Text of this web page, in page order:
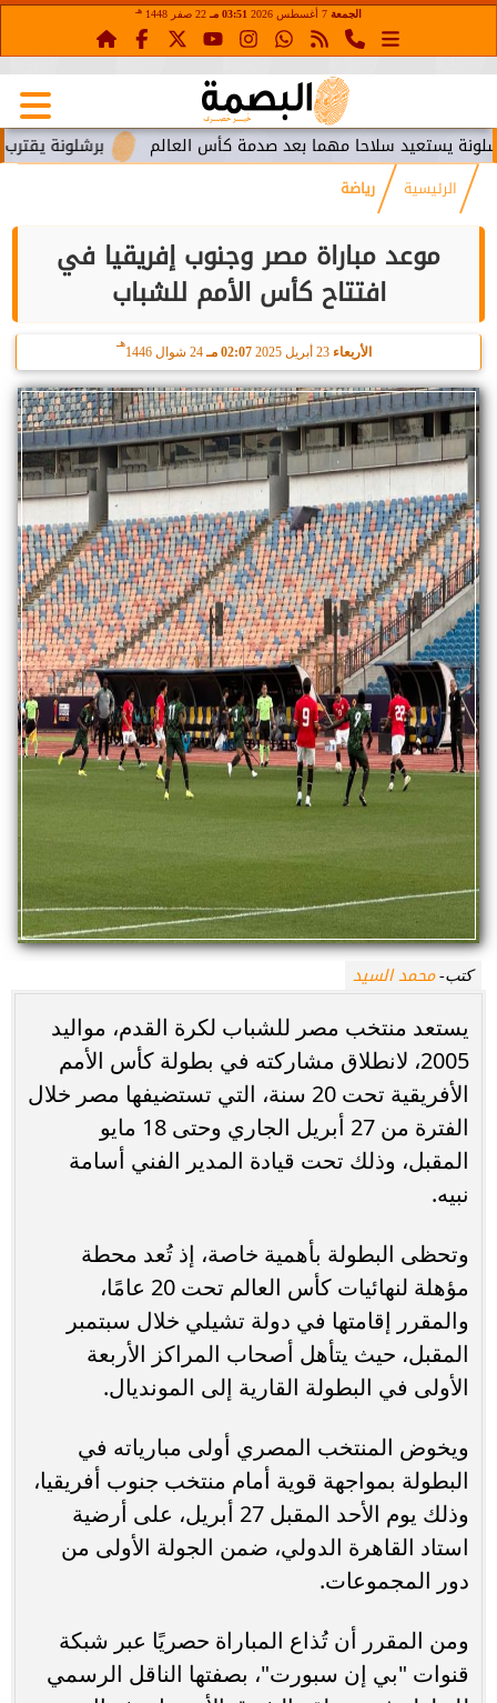
الجمعة 03:51 مـ 22 صفر 1448 هـ
برشلونة يقترب من سلاحا مهما بعد صدمة كأس العالم
الرئيسية رياضة
موعد مباراة مصر وجنوب إفريقيا في
افتتاح كأس الأمم للشباب
الأربعاء 02:07 مـ 24 شوال 1446
هـ
كتب-محمد السيد
يستعد منتخب مصر للشباب لكرة القدم، مواليد
2005، لانطلاق مشاركته في بطولة كأس الأمم
الأفريقية تحت 20 سنة، التي تستضيفها مصر خلال
الفترة من 27 أبريل الجاري وحتى 18 مايو
المقبل، وذلك تحت قيادة المدير الفني أسامة
نبيه.
وتحظى البطولة بأهمية خاصة، إذ تُعد محطة
مؤهلة لنهائيات كأس العالم تحت 20 عامًا،
والمقرر إقامتها في دولة تشيلي خلال سبتمبر
المقبل، حيث يتأهل أصحاب المراكز الأربعة
الأولى في البطولة القارية إلى المونديال.
ويخوض المنتخب المصري أولى مبارياته في
البطولة بمواجهة قوية أمام منتخب جنوب أفريقيا،
وذلك يوم الأحد المقبل 27 أبريل، على أرضية
استاد القاهرة الدولي، ضمن الجولة الأولى من
دور المجموعات.
ومن المقرر أن تُذاع المباراة حصريًا عبر شبكة
قنوات "بي إن سبورت"، بصفتها الناقل الرسمي